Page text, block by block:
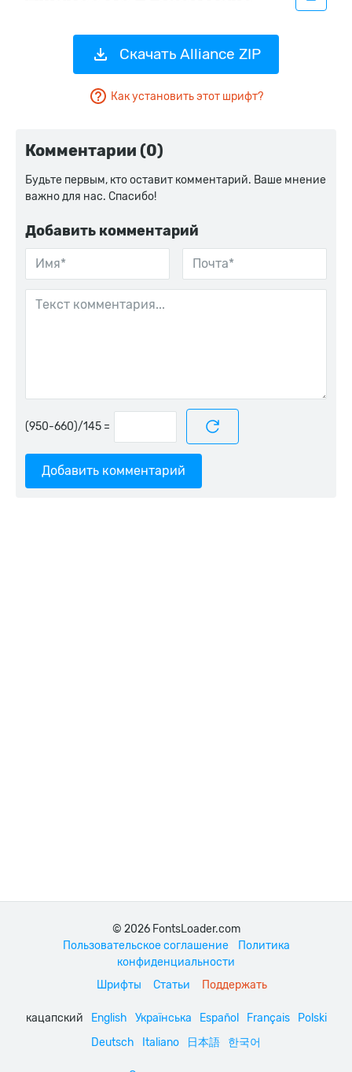
Скачать Alliance ZIP
Как установить этот шрифт?
Комментарии (0)
Будьте первым, кто оставит комментарий. Ваше мнение
важно для нас. Спасибо!
Добавить комментарий
=
Добавить комментарий
© 2026 FontsLoader.com
Пользовательское соглашение
Политика
конфиденциальности
Шрифты
Статьи Поддержать
кацапский English Українська Español Français
Polski
Deutsch
Italiano 日本語 한국어